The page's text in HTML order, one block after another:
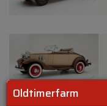
Oldtimerfarm